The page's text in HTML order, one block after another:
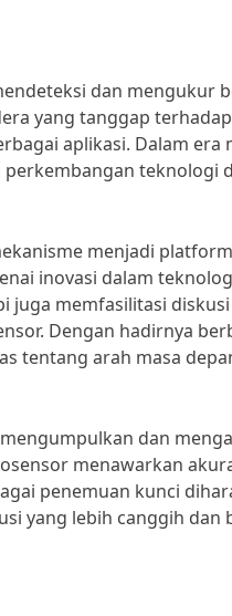
dan mengukur
yang tanggap
aplikasi. Dalam era
teknologi
menjadi
inovasi dalam
juga memfasilitasi
Dengan hadirnya
tentang arah masa
dan
menawarkan
penemuan kunci
yang lebih canggih dan